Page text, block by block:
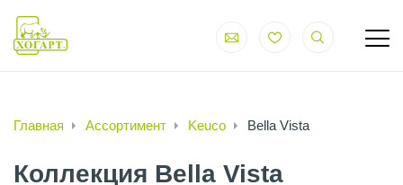
Главная Ассортимент Keuco Bella Vista
Коллекция Bella Vista